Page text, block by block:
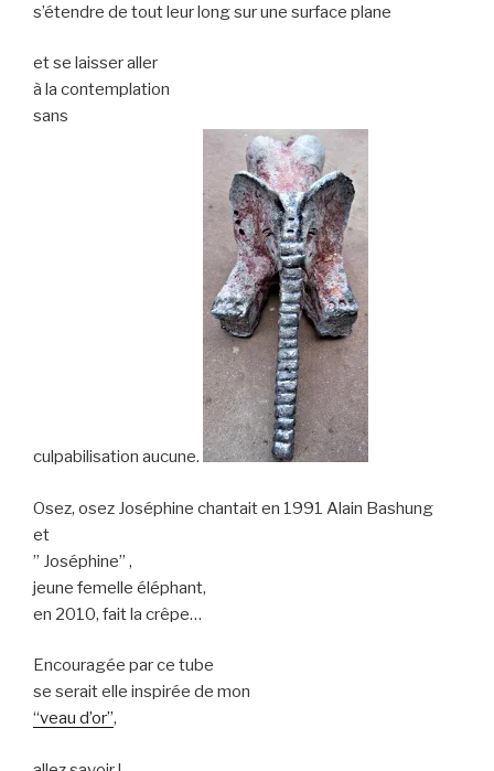
s’étendre de tout leur long sur une surface plane
et se laisser aller
à la contemplation
sans
culpabilisation aucune.
Osez, osez Joséphine chantait en 1991 Alain Bashung
et
” Joséphine” ,
jeune femelle éléphant,
en 2010, fait la crêpe…
Encouragée par ce tube
se serait elle inspirée de mon
“veau d’or”,